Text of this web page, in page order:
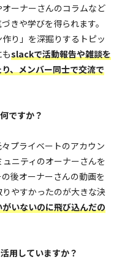
ーナーさんのコラムなど
きや学びを得られます。
り」を深掘りするトピッ
slackで活動報告や雑談を
、メンバー同士で交流で
ですか？
プライベートのアカウン
ニティのオーナーさんを
後オーナーさんの動画を
やすかったのが大きな決
いないのに飛び込んだの
用していますか？